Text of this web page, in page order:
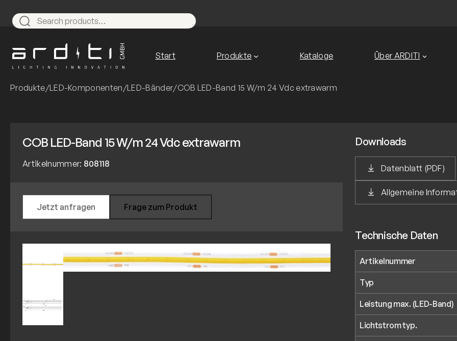
Inhalt
springen
Search
Start Produkte Kataloge Über ARDITI
Produkte/LED-Komponenten/LED-Bänder/COB LED-Band 15 W/m 24 Vdc extrawarm
COB LED-Band 15 W/m 24 Vdc extrawarm
Artikelnummer: 808118
Jetzt anfragen Frage zum Produkt
Downloads
Datenblatt (PDF)
Allgemeine
Technische Daten
Artikelnummer
Typ
Leistung max. (LED-Band)
Lichtstrom typ.